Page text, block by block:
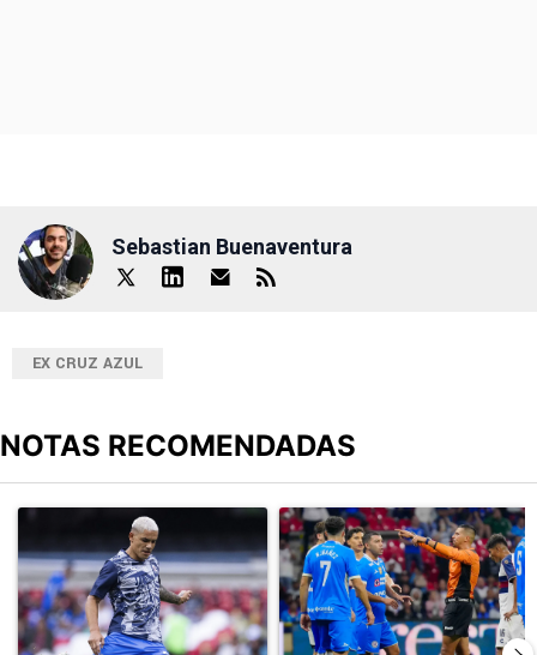
Sebastian Buenaventura
EX CRUZ AZUL
NOTAS RECOMENDADAS
Un artículo de tendencia con el título "Revelan un detalle clave
Un artículo de tendencia con el